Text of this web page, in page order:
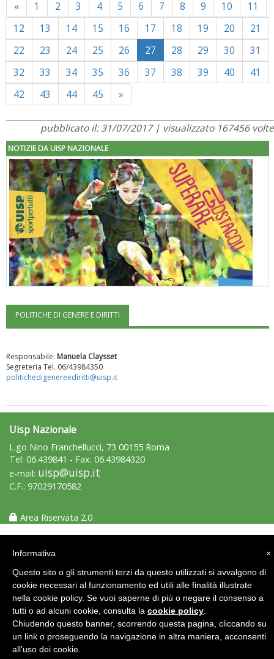
«Previous
1 2 3 4 5 6 7 8 9 10
11
12
13 14 15 16 17 18 19 20
21
22
23 24 25 26 27 28 29 30
31
32
33 34 35 36 37 38 39 40
41
42
43 44 45 »
pubblicato il: 31/07/2017 | visualizzato 167456 volte
NOTIZIE DA UISP NAZIONALE
"Superare gli ostacoli": la relazione di Tiziano Pesce al CN Uisp
Luglio 2026: "Pensando con i piedi, si possono fare le
POLITICHE DI GENERE E DIRITTI
Responsabile: Manuela Claysset
Segreteria Tel. 06/43984350
politichedigenereediritti@uisp.it
Uisp Nazionale
L.go Nino Franchellucci, 73 00155 Roma
Tel: 06.439841 - Fax: 06.43984320
e-mail: uisp@uisp.it
C.F.: 97029170582
Area Riservata 2.0
×
Informativa
Questo sito o gli strumenti terzi da questo utilizzati si avvalgono di
cookie necessari al funzionamento ed utili alle finalità illustrate
nella cookie policy. Se vuoi saperne di più o negare il consenso a
tutti o ad alcuni cookie, consulta la cookie policy
Chiudendo questo banner, scorrendo questa pagina, cliccando su
un link o proseguendo la navigazione in altra maniera, acconsenti
all’uso dei cookie.